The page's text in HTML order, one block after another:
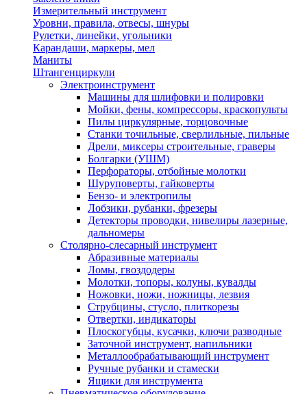
Измерительный инструмент
Уровни, правила, отвесы, шнуры
Рулетки, линейки, угольники
Карандаши, маркеры, мел
Маниты
Штангенциркули
Электроинструмент
Машины для шлифовки и полировки
Мойки, фены, компрессоры, краскопульты
Пилы циркулярные, торцовочные
Станки точильные, сверлильные, пильные
Дрели, миксеры строительные, граверы
Болгарки (УШМ)
Перфораторы, отбойные молотки
Шуруповерты, гайковерты
Бензо- и электропилы
Лобзики, рубанки, фрезеры
Детекторы проводки, нивелиры лазерные,
дальномеры
Столярно-слесарный инструмент
Абразивные материалы
Ломы, гвоздодеры
Молотки, топоры, колуны, кувалды
Ножовки, ножи, ножницы, лезвия
Струбцины, стусло, плиткорезы
Отвертки, индикаторы
Плоскогубцы, кусачки, ключи разводные
Заточной инструмент, напильники
Металлообрабатывающий инструмент
Ручные рубанки и стамески
Ящики для инструмента